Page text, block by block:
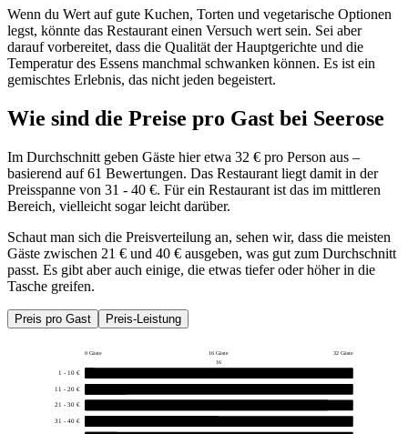
Wenn du Wert auf gute Kuchen, Torten und vegetarische Optionen
legst, könnte das Restaurant einen Versuch wert sein. Sei aber
darauf vorbereitet, dass die Qualität der Hauptgerichte und die
Temperatur des Essens manchmal schwanken können. Es ist ein
gemischtes Erlebnis, das nicht jeden begeistert.
Wie sind die Preise pro Gast bei Seerose
Im Durchschnitt geben Gäste hier etwa 32 € pro Person aus –
basierend auf 61 Bewertungen. Das Restaurant liegt damit in der
Preisspanne von 31 - 40 €. Für ein Restaurant ist das im mittleren
Bereich, vielleicht sogar leicht darüber.
Schaut man sich die Preisverteilung an, sehen wir, dass die meisten
Gäste zwischen 21 € und 40 € ausgeben, was gut zum Durchschnitt
passt. Es gibt aber auch einige, die etwas tiefer oder höher in die
Tasche greifen.
Preis pro Gast Preis-Leistung
0 Gäste 16 Gäste
32 Gäste
16
1 - 10 €
11 - 20 €
21 - 30 €
31 - 40 €